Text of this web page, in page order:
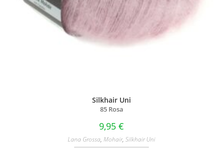
Silkhair Uni
85 Rosa
9,95 €
Lana Grossa, Mohair, Silkhair Uni